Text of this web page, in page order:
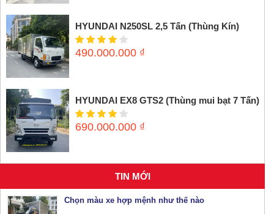
HYUNDAI N250SL 2,5 Tấn (Thùng Kín)
490.000.000 ₫
HYUNDAI EX8 GTS2 (Thùng mui bạt 7 Tấn)
690.000.000 ₫
TIN MỚI
Chọn màu xe hợp mệnh như thế nào